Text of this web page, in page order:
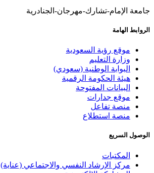
جامعة الإمام-تشارك-مهرجان-الجنادرية
الروابط الهامة
موقع رؤية السعودية
وزارة التعليم
البوابة الوطنية (سعودي)
هيئة الحكومة الرقمية
البيانات المفتوحة
موقع جدارات
منصة تفاعل
منصة استطلاع
الوصول السريع
المكتبات
مركز الإرشاد النفسي والاجتماعي (عناية)